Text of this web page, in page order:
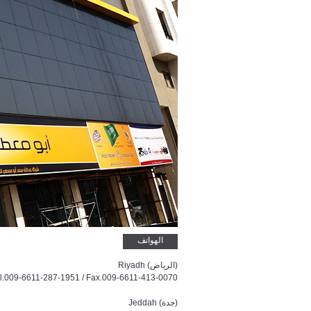
الهواتف
Riyadh (الرياض)
6611-287-1951 / Fax.009-6611-413-0070
Jeddah (جدة)